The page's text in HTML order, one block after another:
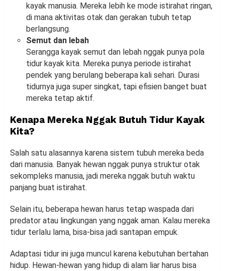
kayak manusia. Mereka lebih ke mode istirahat ringan,
di mana aktivitas otak dan gerakan tubuh tetap
berlangsung.
Semut dan lebah
Serangga kayak semut dan lebah nggak punya pola
tidur kayak kita. Mereka punya periode istirahat
pendek yang berulang beberapa kali sehari. Durasi
tidurnya juga super singkat, tapi efisien banget buat
mereka tetap aktif.
Kenapa Mereka Nggak Butuh Tidur Kayak
Kita?
Salah satu alasannya karena sistem tubuh mereka beda
dari manusia. Banyak hewan nggak punya struktur otak
sekompleks manusia, jadi mereka nggak butuh waktu
panjang buat istirahat.
Selain itu, beberapa hewan harus tetap waspada dari
predator atau lingkungan yang nggak aman. Kalau mereka
tidur terlalu lama, bisa-bisa jadi santapan empuk.
Adaptasi tidur ini juga muncul karena kebutuhan bertahan
hidup. Hewan-hewan yang hidup di alam liar harus bisa